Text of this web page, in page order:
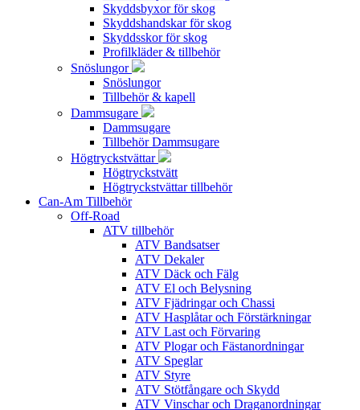
Skyddsbyxor för skog
Skyddshandskar för skog
Skyddsskor för skog
Profilkläder & tillbehör
Snöslungor
Snöslungor
Tillbehör & kapell
Dammsugare
Dammsugare
Tillbehör Dammsugare
Högtryckstvättar
Högtryckstvätt
Högtryckstvättar tillbehör
Can-Am Tillbehör
Off-Road
ATV tillbehör
ATV Bandsatser
ATV Dekaler
ATV Däck och Fälg
ATV El och Belysning
ATV Fjädringar och Chassi
ATV Hasplåtar och Förstärkningar
ATV Last och Förvaring
ATV Plogar och Fästanordningar
ATV Speglar
ATV Styre
ATV Stötfångare och Skydd
ATV Vinschar och Draganordningar